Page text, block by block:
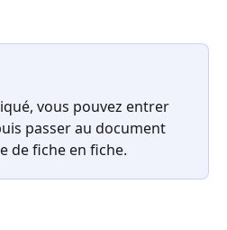
vous pouvez entrer
passer au document
de fiche en fiche.